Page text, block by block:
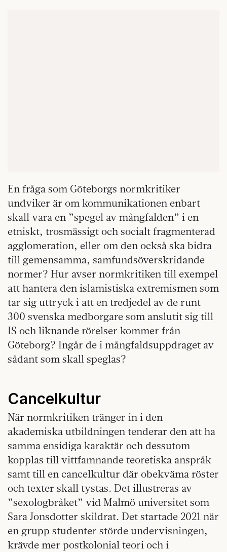
En fråga som Göteborgs normkritiker
undviker är om kommunikationen enbart
skall vara en ”spegel av mångfalden” i en
etniskt, trosmässigt och socialt fragmenterad
agglomeration, eller om den också ska bidra
till gemensamma, samfundsöverskridande
normer? Hur avser normkritiken till exempel
att hantera den islamistiska extremismen som
tar sig uttryck i att en tredjedel av de runt
300 svenska medborgare som anslutit sig till
IS och liknande rörelser kommer från
Göteborg? Ingår de i mångfaldsuppdraget av
sådant som skall speglas?
Cancelkultur
När normkritiken tränger in i den
akademiska utbildningen tenderar den att ha
samma ensidiga karaktär och dessutom
kopplas till vittfamnande teoretiska anspråk
samt till en cancelkultur där obekväma röster
och texter skall tystas. Det illustreras av
”sexologbråket” vid Malmö universitet som
Sara Jonsdotter skildrat. Det startade 2021 när
en grupp studenter störde undervisningen,
krävde mer postkolonial teori och i